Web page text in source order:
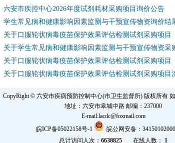
六安市疾控中心2026年度试剂耗材采购项目询价公告
学生常见病和健康影响因素监测与干预宣传物资询价结
关于口服轮状病毒疫苗保护效果评估检测试剂采购项目
关于学生常见病和健康影响因素监测与干预宣传物资采
关于口服轮状病毒疫苗保护效果评估检测试剂采购项目
关于口服轮状病毒疫苗保护效果评估检测试剂采购项目
CopyRight © 六安市疾病预防控制中心(市卫生监督所) 版权所有
地址：六安市皋城中路 邮编：237000
E-mail:lacdc@foxmail.com
皖ICP备05022158号-1
皖公网安备：
总计访问人次： 6638825 在线人数： 1